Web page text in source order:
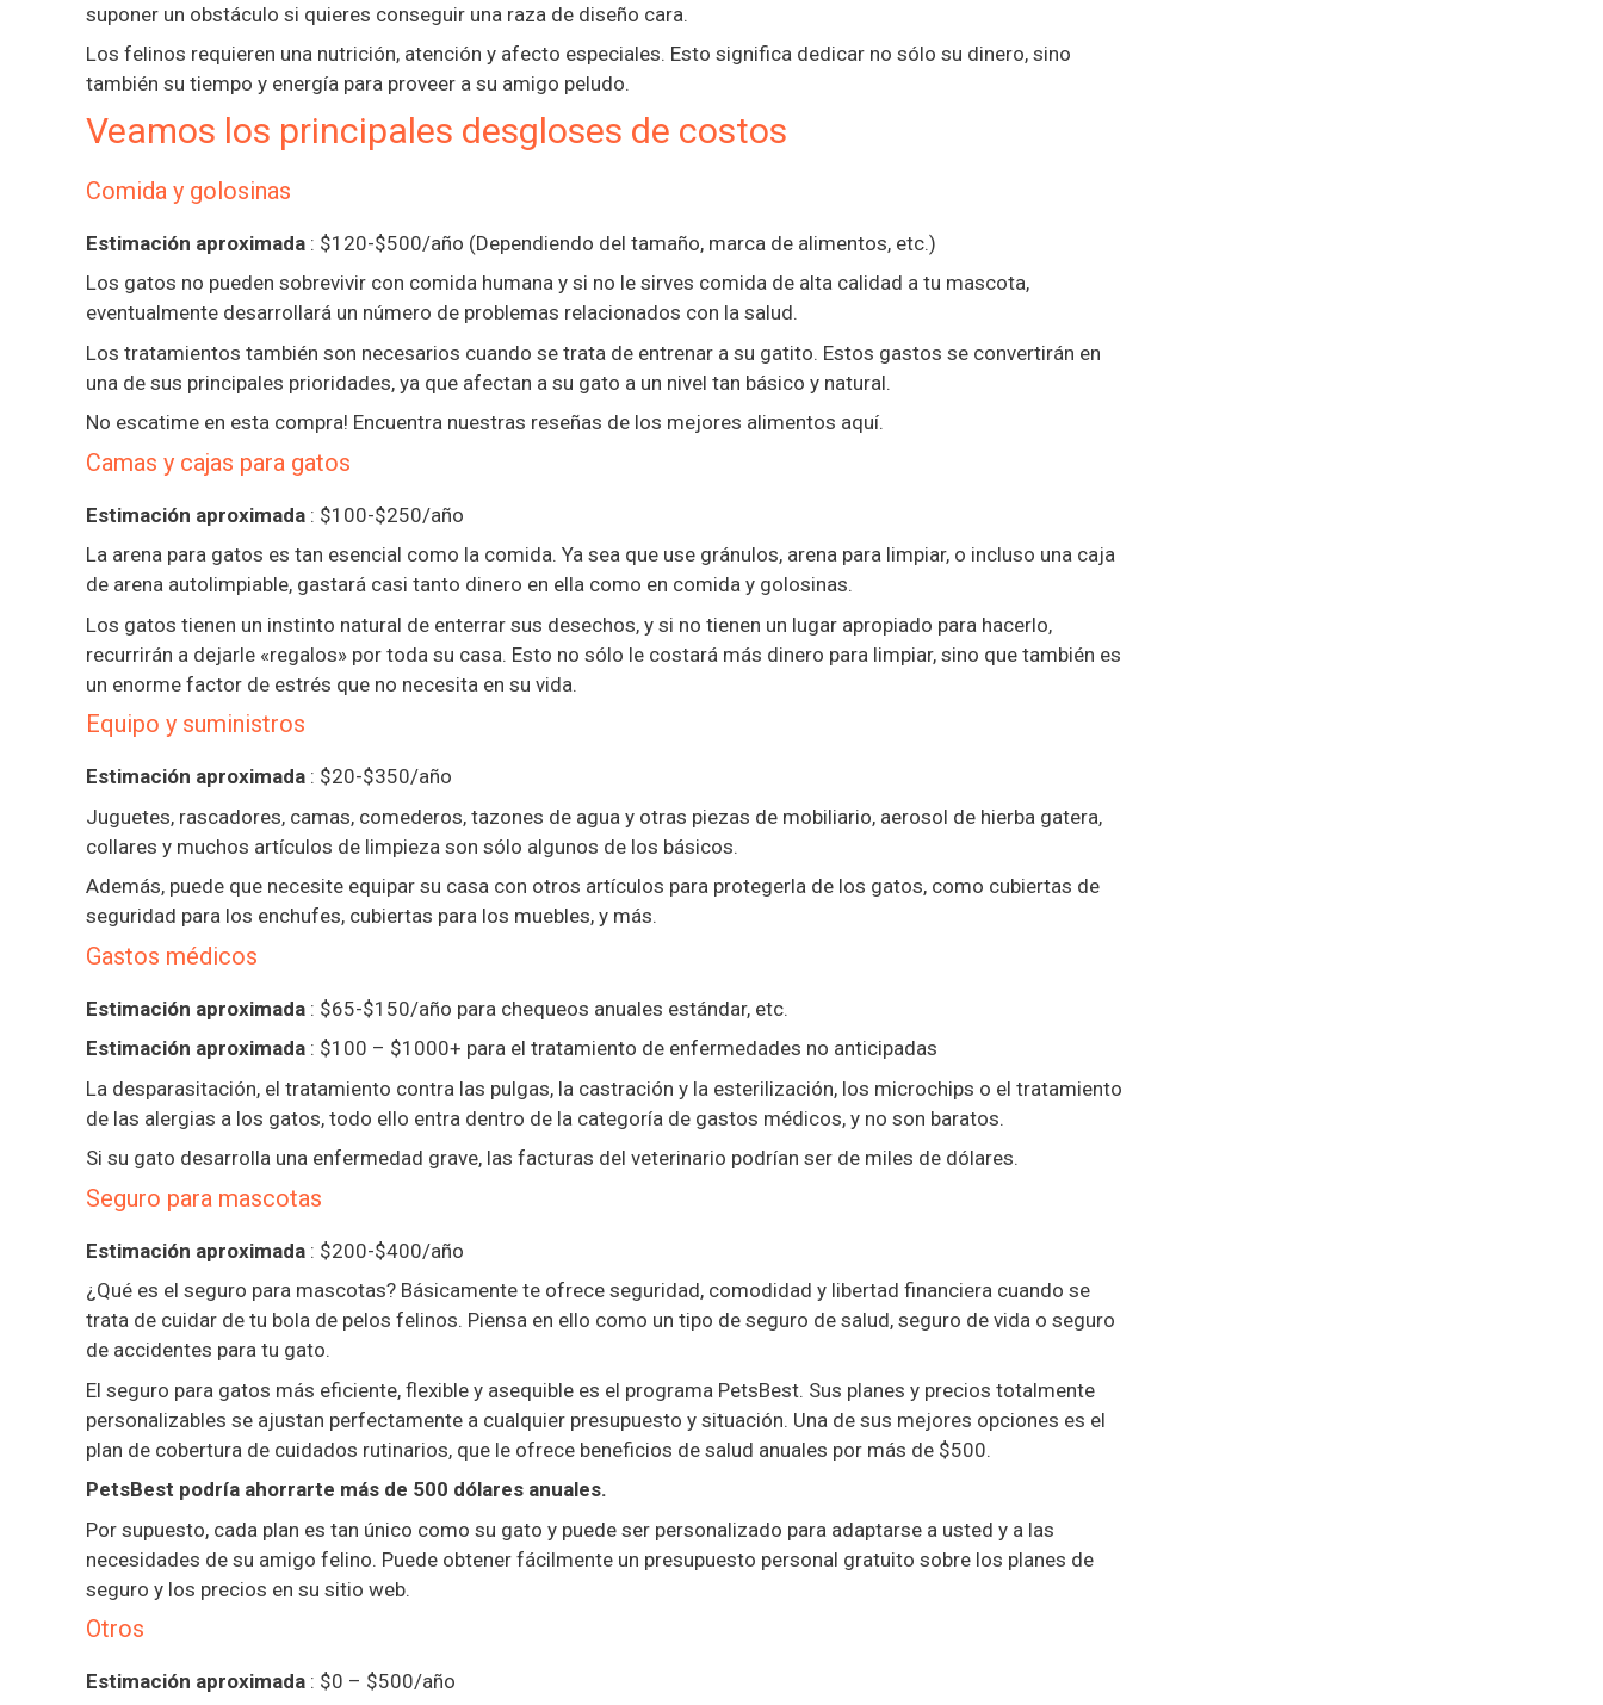
suponer un obstáculo si quieres conseguir una raza de diseño cara.
Los felinos requieren una nutrición, atención y afecto especiales. Esto significa dedicar no sólo su dinero, sino
también su tiempo y energía para proveer a su amigo peludo.
Veamos los principales desgloses de costos
Comida y golosinas
Estimación aproximada : $120-$500/año (Dependiendo del tamaño, marca de alimentos, etc.)
Los gatos no pueden sobrevivir con comida humana y si no le sirves comida de alta calidad a tu mascota,
eventualmente desarrollará un número de problemas relacionados con la salud.
Los tratamientos también son necesarios cuando se trata de entrenar a su gatito. Estos gastos se convertirán en
una de sus principales prioridades, ya que afectan a su gato a un nivel tan básico y natural.
No escatime en esta compra! Encuentra nuestras reseñas de los mejores alimentos aquí.
Camas y cajas para gatos
Estimación aproximada : $100-$250/año
La arena para gatos es tan esencial como la comida. Ya sea que use gránulos, arena para limpiar, o incluso una caja
de arena autolimpiable, gastará casi tanto dinero en ella como en comida y golosinas.
Los gatos tienen un instinto natural de enterrar sus desechos, y si no tienen un lugar apropiado para hacerlo,
recurrirán a dejarle «regalos» por toda su casa. Esto no sólo le costará más dinero para limpiar, sino que también es
un enorme factor de estrés que no necesita en su vida.
Equipo y suministros
Estimación aproximada : $20-$350/año
Juguetes, rascadores, camas, comederos, tazones de agua y otras piezas de mobiliario, aerosol de hierba gatera,
collares y muchos artículos de limpieza son sólo algunos de los básicos.
Además, puede que necesite equipar su casa con otros artículos para protegerla de los gatos, como cubiertas de
seguridad para los enchufes, cubiertas para los muebles, y más.
Gastos médicos
Estimación aproximada : $65-$150/año para chequeos anuales estándar, etc.
Estimación aproximada : $100 – $1000+ para el tratamiento de enfermedades no anticipadas
La desparasitación, el tratamiento contra las pulgas, la castración y la esterilización, los microchips o el tratamiento
de las alergias a los gatos, todo ello entra dentro de la categoría de gastos médicos, y no son baratos.
Si su gato desarrolla una enfermedad grave, las facturas del veterinario podrían ser de miles de dólares.
Seguro para mascotas
Estimación aproximada : $200-$400/año
¿Qué es el seguro para mascotas? Básicamente te ofrece seguridad, comodidad y libertad financiera cuando se
trata de cuidar de tu bola de pelos felinos. Piensa en ello como un tipo de seguro de salud, seguro de vida o seguro
de accidentes para tu gato.
El seguro para gatos más eficiente, flexible y asequible es el programa PetsBest. Sus planes y precios totalmente
personalizables se ajustan perfectamente a cualquier presupuesto y situación. Una de sus mejores opciones es el
plan de cobertura de cuidados rutinarios, que le ofrece beneficios de salud anuales por más de $500.
PetsBest podría ahorrarte más de 500 dólares anuales.
Por supuesto, cada plan es tan único como su gato y puede ser personalizado para adaptarse a usted y a las
necesidades de su amigo felino. Puede obtener fácilmente un presupuesto personal gratuito sobre los planes de
seguro y los precios en su sitio web.
Otros
Estimación aproximada : $0 – $500/año